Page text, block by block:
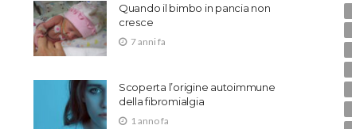
Quando il bimbo in pancia non
cresce
7 anni fa
Scoperta l’origine autoimmune
della fibromialgia
1 anno fa